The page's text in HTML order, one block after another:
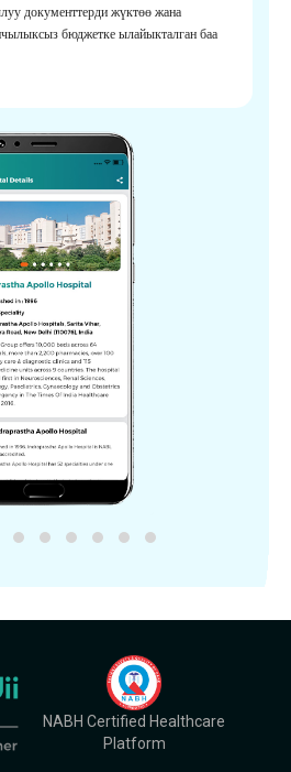
документтерди жүктөө жана
бюджетке ылайыкталган баа
NABH Certified Healthcare
Platform